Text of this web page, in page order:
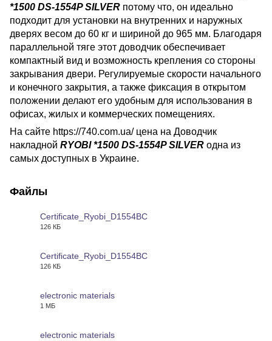
*1500 DS-1554P SILVER потому что, он идеально
подходит для установки на внутренних и наружных
дверях весом до 60 кг и шириной до 965 мм. Благодаря
параллельной тяге этот доводчик обеспечивает
компактный вид и возможность крепления со стороны
закрывания двери. Регулируемые скорости начального
и конечного закрытия, а также фиксация в открытом
положении делают его удобным для использования в
офисах, жилых и коммерческих помещениях.
На сайте https://740.com.ua/ цена на Доводчик
накладной RYOBI *1500 DS-1554P SILVER одна из
самых доступных в Украине.
Файлы
Certificate_Ryobi_D1554BC
126 КБ
Certificate_Ryobi_D1554BC
126 КБ
electronic materials
1 МБ
electronic materials